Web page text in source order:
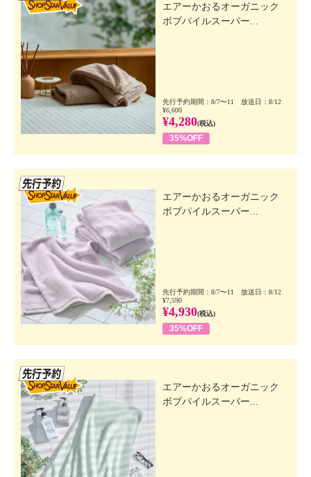
エアーかおるオーガニック
ボブパイルスーパー...
先行予約期間：8/7〜11 放送日：8/12
¥6,600
¥4,280(税込)
35%OFF
エアーかおるオーガニック
ボブパイルスーパー...
先行予約期間：8/7〜11 放送日：8/12
¥7,590
¥4,930(税込)
35%OFF
エアーかおるオーガニック
ボブパイルスーパー...